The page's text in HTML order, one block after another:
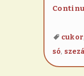
cukor
só,